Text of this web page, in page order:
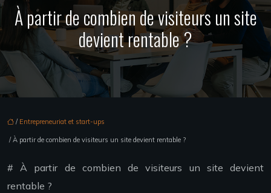
À partir de combien de visiteurs un site
devient rentable ?
/ Entrepreneuriat et start-ups
/ À partir de combien de visiteurs un site devient rentable ?
# À partir de combien de visiteurs un site devient
rentable ?